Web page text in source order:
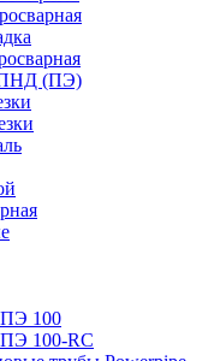
ПНД (ПЭ)
ПЭ 100
100-RC